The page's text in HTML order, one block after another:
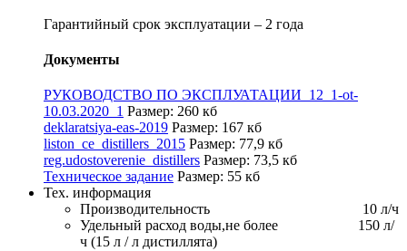
Гарантийный срок эксплуатации – 2 года
Документы
РУКОВОДСТВО ПО ЭКСПЛУАТАЦИИ_12_1-ot-
10.03.2020_1 Размер: 260 кб
deklaratsiya-eas-2019 Размер: 167 кб
liston_ce_distillers_2015 Размер: 77,9 кб
reg.udostoverenie_distillers Размер: 73,5 кб
Техническое задание Размер: 55 кб
Тех. информация
Производительность 10 л/ч
Удельный pасход воды,не более 150 л/
ч (15 л / л дистиллята)